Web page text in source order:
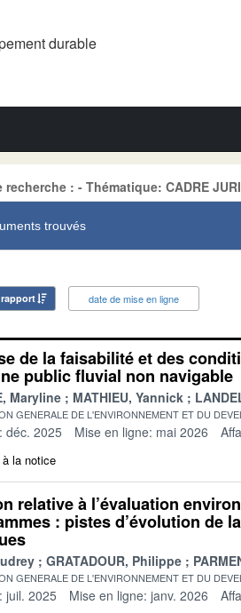
durable
: - Thématique: CADRE
trouvés
date de mise en ligne
de la faisabilité et des
public fluvial non navigable
Maryline MATHIEU, Yannick
GENERALE DE L'ENVIRONNEMENT ET DU
déc. 2025 Mise en ligne: mai 2026
la notice
relative à l’évaluation
: pistes d’évolution de
GRATADOUR, Philippe
GENERALE DE L'ENVIRONNEMENT ET DU
juil. 2025 Mise en ligne: janv. 2026